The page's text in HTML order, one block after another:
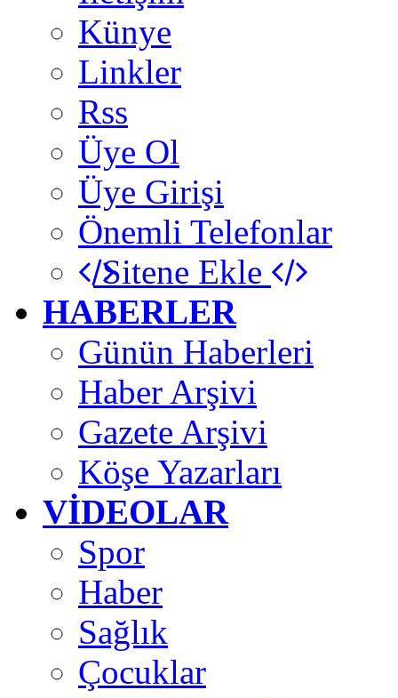
Künye
Linkler
Rss
Üye Ol
Üye Girişi
Önemli Telefonlar
Sitene Ekle
HABERLER
Günün Haberleri
Haber Arşivi
Gazete Arşivi
Köşe Yazarları
VİDEOLAR
Spor
Haber
Sağlık
Çocuklar